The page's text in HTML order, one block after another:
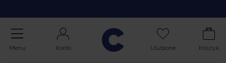
Menu Konto Ulubione Koszyk